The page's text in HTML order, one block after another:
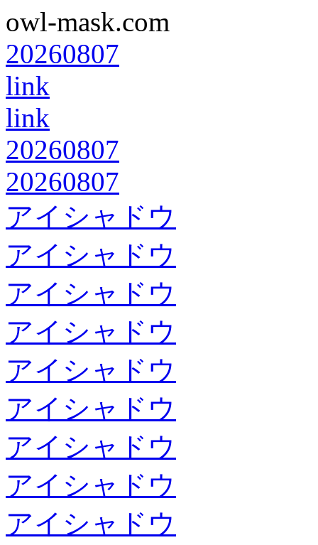
owl-mask.com
20260807
link
link
20260807
20260807
アイシャドウ
アイシャドウ
アイシャドウ
アイシャドウ
アイシャドウ
アイシャドウ
アイシャドウ
アイシャドウ
アイシャドウ